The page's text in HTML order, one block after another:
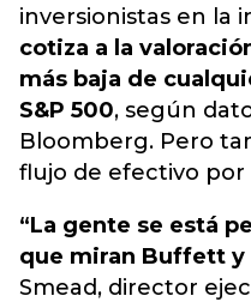
inversionistas en la
cotiza a la
más baja de
S&P 500, según
Bloomberg. Pero
flujo de efectivo por
“La gente se está
que miran Buffett y
Smead, director